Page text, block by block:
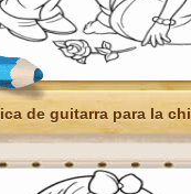
de guitarra para la